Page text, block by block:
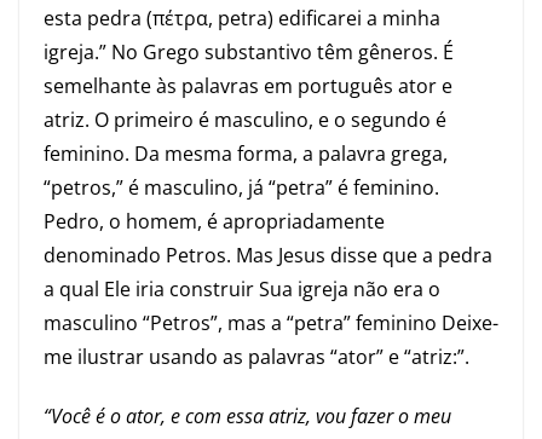
esta pedra (πέτρα, petra) edificarei a minha
igreja.” No Grego substantivo têm gêneros. É
semelhante às palavras em português ator e
atriz. O primeiro é masculino, e o segundo é
feminino. Da mesma forma, a palavra grega,
“petros,” é masculino, já “petra” é feminino.
Pedro, o homem, é apropriadamente
denominado Petros. Mas Jesus disse que a pedra
a qual Ele iria construir Sua igreja não era o
masculino “Petros”, mas a “petra” feminino Deixe-
me ilustrar usando as palavras “ator” e “atriz:”.
“Você é o ator, e com essa atriz, vou fazer o meu